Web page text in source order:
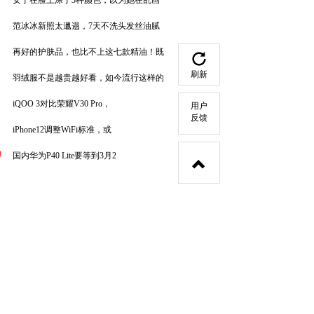
范冰冰新照太邋遢，7天不洗头发丝油腻
再好的护肤品，也比不上这七款精油！既
羽绒服不是越贵越好看，如今流行这样的
iQOO 3对比荣耀V30 Pro，
iPhone12调整WiFi标准，或
国内华为P40 Lite要等到3月2
刷新
用户
反馈